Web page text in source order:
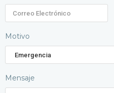
Motivo
Mensaje